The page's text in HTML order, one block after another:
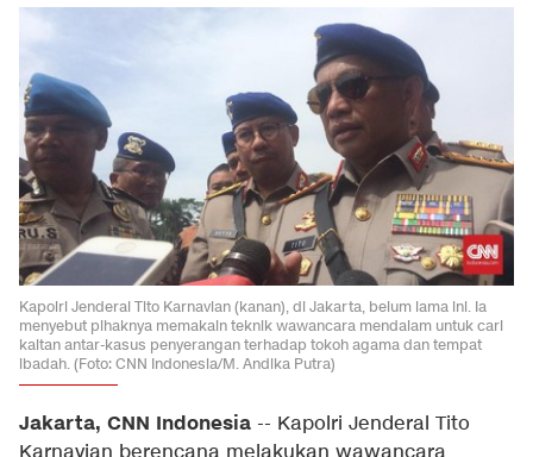
Kapolri Jenderal Tito Karnavian (kanan), di Jakarta, belum lama ini. Ia
menyebut pihaknya memakain teknik wawancara mendalam untuk cari
kaitan antar-kasus penyerangan terhadap tokoh agama dan tempat
ibadah. (Foto: CNN Indonesia/M. Andika Putra)
Jakarta, CNN Indonesia -- Kapolri Jenderal Tito